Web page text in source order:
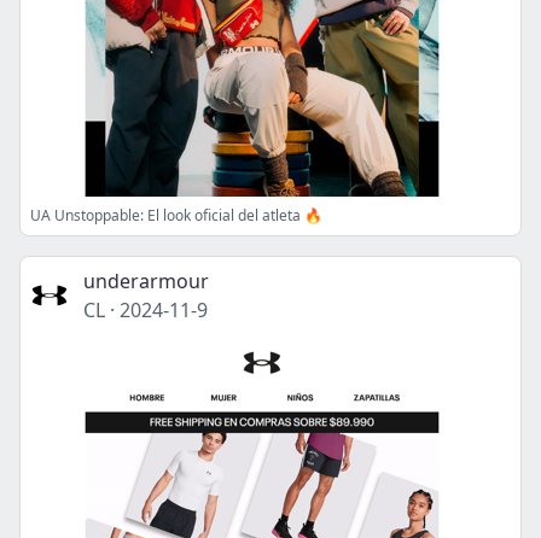
UA Unstoppable: El look oficial del atleta 🔥
underarmour
CL · 2024-11-9